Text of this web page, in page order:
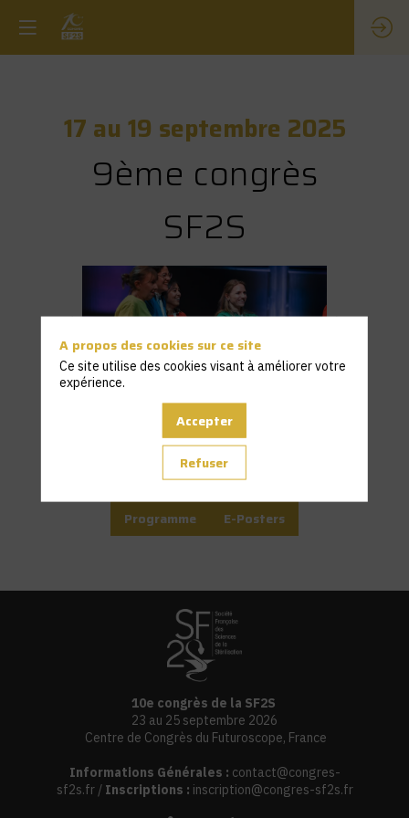
17 au 19 septembre 2025
9ème congrès
SF2S
Programme E-Posters
10e congrès de la SF2S
23 au 25 septembre 2026
Centre de Congrès du Futuroscope, France
Informations Générales : contact@congres-
sf2s.fr/ Inscriptions : inscription@congres-sf2s.fr
A propos des cookies sur ce site
Ce site utilise des cookies visant à améliorer votre
expérience.
Accepter
Refuser